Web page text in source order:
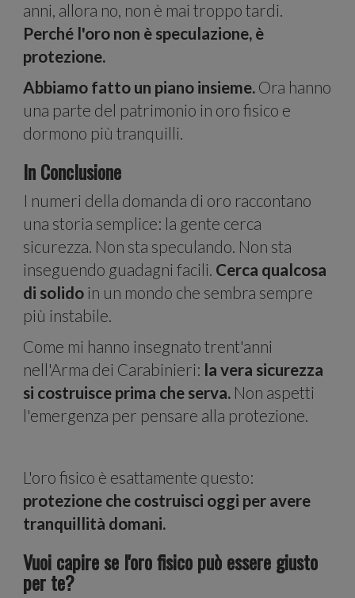
anni, allora no, non è mai troppo tardi.
Perché l'oro non è speculazione, è
protezione.
Abbiamo fatto un piano insieme. Ora hanno
una parte del patrimonio in oro fisico e
dormono più tranquilli.
In Conclusione
I numeri della domanda di oro raccontano
una storia semplice: la gente cerca
sicurezza. Non sta speculando. Non sta
inseguendo guadagni facili. Cerca qualcosa
di solido in un mondo che sembra sempre
più instabile.
Come mi hanno insegnato trent'anni
nell'Arma dei Carabinieri: la vera sicurezza
si costruisce prima che serva. Non aspetti
l'emergenza per pensare alla protezione.
L'oro fisico è esattamente questo:
protezione che costruisci oggi per avere
tranquillità domani.
Vuoi capire se l'oro fisico può essere giusto
per te?
e